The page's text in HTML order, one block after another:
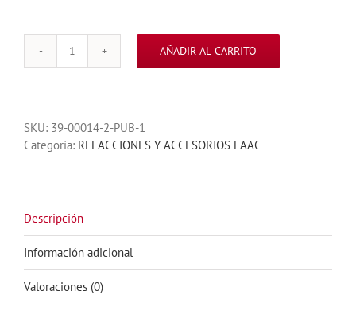
PLUMA
MTS
PARA
620
cantidad
AÑADIR AL CARRITO
SKU: 39-00014-2-PUB-1
Categoría: REFACCIONES Y ACCESORIOS FAAC
Descripción
Información adicional
Valoraciones (0)